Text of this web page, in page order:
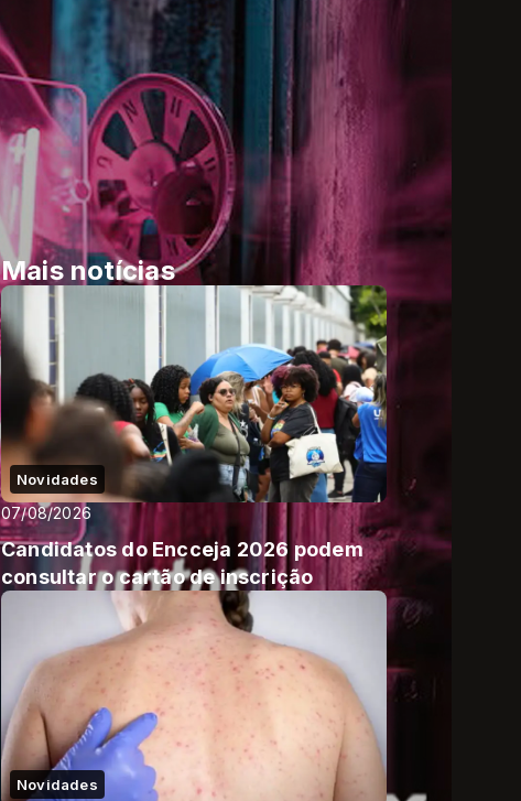
Mais notícias
Novidades
07/08/2026
Candidatos do Encceja 2026 podem
consultar o cartão de inscrição
Novidades